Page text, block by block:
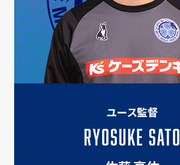
ユース監督
RYOSUKE SATO